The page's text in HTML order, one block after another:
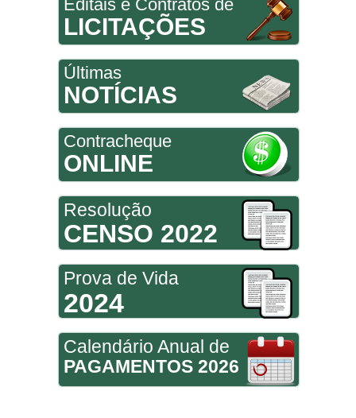
Editais e Contratos de
LICITAÇÕES
Últimas
NOTÍCIAS
Contracheque
ONLINE
Resolução
CENSO 2022
Prova de Vida
2024
Calendário Anual de
PAGAMENTOS 2026